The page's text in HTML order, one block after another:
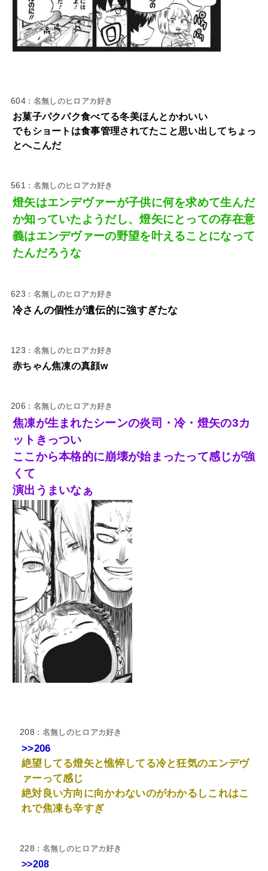
604 : 名無しのヒロアカ好き
お菓子パクパク食べてる冬美ほんとかわいい
でもショートは食事管理されてたこと思い出してちょっ
とへこんだ
561 : 名無しのヒロアカ好き
燈矢はエンデヴァーが子供に何を求めて生んだ
か知っていたようだし、燈矢にとっての存在意
義はエンデヴァーの野望を叶えることになって
たんだろうな
623 : 名無しのヒロアカ好き
冷さんの個性が遺伝的に強すぎたな
123 : 名無しのヒロアカ好き
赤ちゃん焦凍の真顔w
206 : 名無しのヒロアカ好き
焦凍が生まれたシーンの炎司・冷・燈矢の3カ
ットきっつい
ここから本格的に崩壊が始まったって感じが強
くて
演出うまいなぁ
208 : 名無しのヒロアカ好き
>>206
絶望してる燈矢と憔悴してる冷と狂気のエンデヴ
ァーって感じ
絶対良い方向に向かわないのがわかるしこれはこ
れで焦凍も辛すぎ
228 : 名無しのヒロアカ好き
>>208